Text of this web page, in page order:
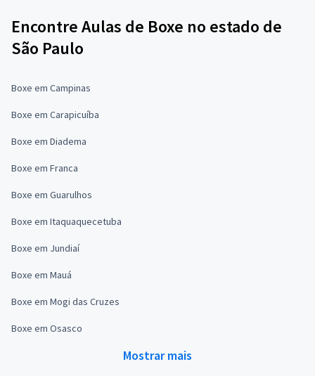
Encontre Aulas de Boxe no estado de
São Paulo
Boxe em Campinas
Boxe em Carapicuíba
Boxe em Diadema
Boxe em Franca
Boxe em Guarulhos
Boxe em Itaquaquecetuba
Boxe em Jundiaí
Boxe em Mauá
Boxe em Mogi das Cruzes
Boxe em Osasco
Mostrar mais